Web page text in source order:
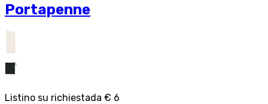
Portapenne
Listino su richiestada € 6